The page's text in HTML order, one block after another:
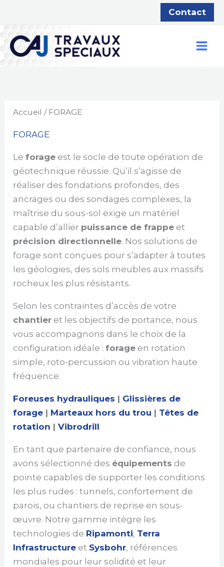
contenu
Contact
Accueil / FORAGE
FORAGE
Leforage est le socle de toute opération de
géotechnique réussie. Qu’il s’agisse de
réaliser des fondations profondes, des
ancrages ou des sondages complexes, la
maîtrise du sous-sol exige un matériel
capable d’allier puissance de frappe et
précision directionnelle. Nos solutions de
forage sont conçues pour s’adapter à toutes
les géologies, des sols meubles aux massifs
rocheux les plus résistants.
Selon les contraintes d’accès de votre
chantier et les objectifs de portance, nous
vous accompagnons dans le choix de la
configuration idéale :forage en rotation
simple, roto-percussion ou vibration haute
fréquence.
Foreuses hydrauliques | Glissières de
forage | Marteaux hors du trou | Têtes de
rotation |Vibrodrill
En tant que partenaire de confiance, nous
avons sélectionné des équipements de
pointe capables de supporter les conditions
les plus rudes : tunnels, confortement de
parois, ou chantiers de reprise en sous-
œuvre. Notre gamme intègre les
technologies de Ripamonti, Terra
Infrastructure et Sysbohr, références
mondiales pour leur solidité et leur